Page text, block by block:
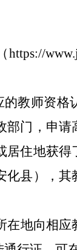
教师资
部门 ，申
居住地获
县），
地向相